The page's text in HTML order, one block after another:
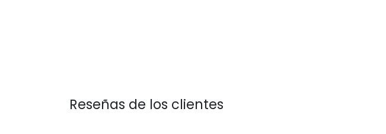
Reseñas de los clientes